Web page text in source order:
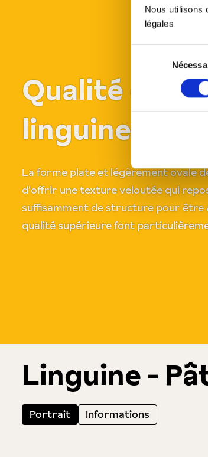
Nous utilisons
légales
consentement
Qualité et
linguine
La forme plate et légèrement ovale
d'offrir une texture veloutée qui
suffisamment de structure pour être
qualité supérieure font
Linguine -
Portrait Informations